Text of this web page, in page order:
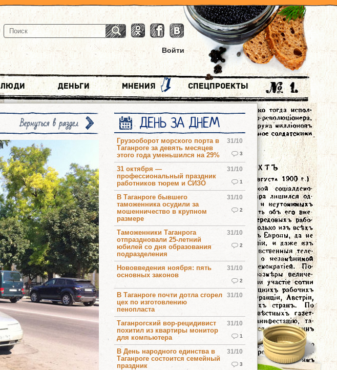
Войти
Люди Деньги Мнения Спецпроекты
Вернуться в раздел ДЕНЬ ЗА ДНЕМ
31/10
3
Грузооборот морского порта в
Таганроге за девять месяцев
этого года уменьшился на 29%
31/10
1
31 октября —
профессиональный праздник
работников тюрем и СИЗО
31/10
2
В Таганроге бывшего
таможенника осудили за
мошенничество в крупном
размере
31/10
2
Таможенники Таганрога
отпраздновали 25-летний
юбилей со дня образования
подразделения
31/10
2
Нововведения ноября: пять
основных законов
31/10
В Таганроге почти дотла сгорел
цех по изготовлению
пенопласта
31/10
1
Таганрогский вор-рецидивист
похитил из квартиры монитор
для компьютера
31/10
3
В День народного единства в
Таганроге состоится семейный
праздник